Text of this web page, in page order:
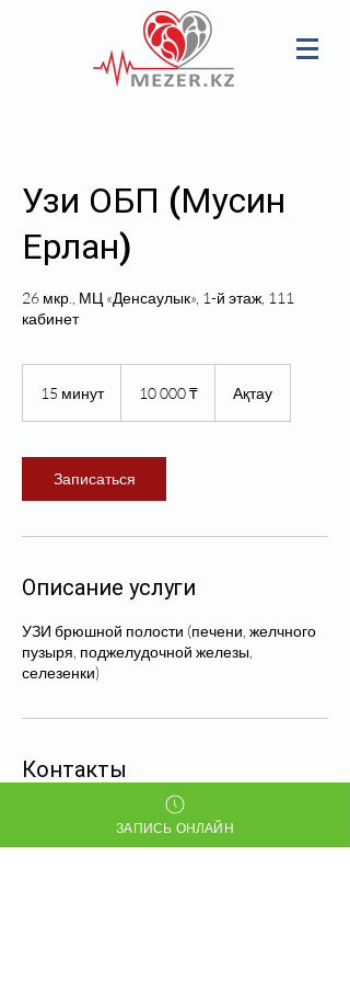
Узи ОБП (Мусин
Ерлан)
26 мкр., МЦ «Денсаулык», 1-й этаж, 111
кабинет
15 минут1
и
н
у
тенге10 000 ₸ Ақтау
Записаться
Описание услуги
УЗИ брюшной полости (печени, желчного
пузыря, поджелудочной железы,
селезенки)
Контакты
info@mezer.kzЗАПИСЬ ОНЛАЙН